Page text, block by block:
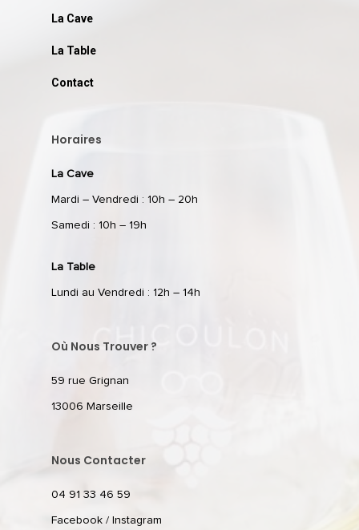
La Cave
La Table
Contact
Horaires
La Cave
Mardi – Vendredi : 10h – 20h
Samedi : 10h – 19h
La Table
Lundi au Vendredi : 12h – 14h
Où Nous Trouver ?
59 rue Grignan
13006 Marseille
Nous Contacter
04 91 33 46 59
Facebook / Instagram